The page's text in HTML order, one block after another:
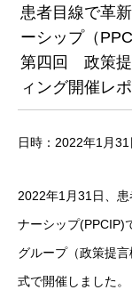
患者目線で革
ーシップ（
第四回 政策提
ィング開催レ
日時：2022年1月31
2022年1月31日、
ナーシップ(PPCIP)
グループ（政策提
式で開催しました。